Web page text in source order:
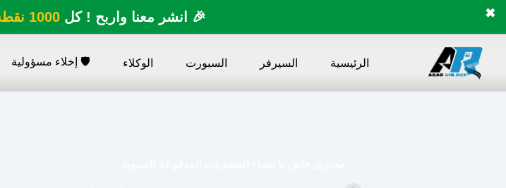
🎉 انشر معنا واربح ! كل1000 نقطة ✖
المحتوى
الرئيسية السيرفر السبورت الوكلاء 🛡️ إخلاء مسؤولية